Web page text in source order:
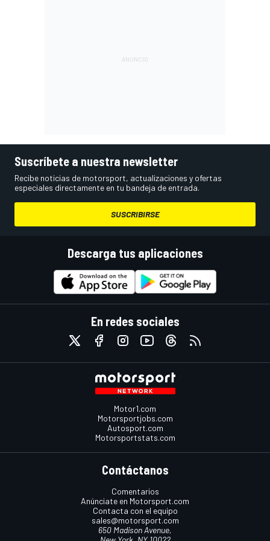
Suscríbete a nuestra newsletter
Recibe noticias de motorsport, actualizaciones y ofertas
especiales directamente en tu bandeja de entrada.
SUSCRIBIRSE
Descarga tus aplicaciones
En redes sociales
Motor1.com
Motorsportjobs.com
Autosport.com
Motorsportstats.com
Contáctanos
Comentarios
Anúnciate en Motorsport.com
Contacta con el equipo
sales@motorsport.com
650 Madison Avenue,